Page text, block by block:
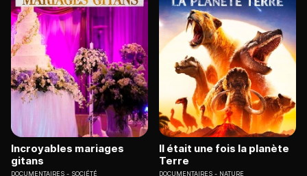
Incroyables mariages
gitans
DOCUMENTAIRES SOCIÉTÉ
Il était une fois la planète
Terre
DOCUMENTAIRES NATURE